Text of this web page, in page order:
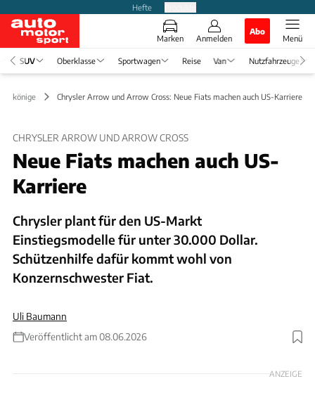
Hefte
Marken Anmelden
Abo
Menü
SUV Oberklasse Sportwagen Reise Van Nutzfahrzeuge
Erlkönige Chrysler Arrow und Arrow Cross: Neue Fiats machen auch US-Karriere
CHRYSLER ARROW UND ARROW CROSS
Neue Fiats machen auch US-
Karriere
Chrysler plant für den US-Markt
Einstiegsmodelle für unter 30.000 Dollar.
Schützenhilfe dafür kommt wohl von
Konzernschwester Fiat.
Uli Baumann
Veröffentlicht am 08.06.2026
Foto: Fiat
ANZEIGE